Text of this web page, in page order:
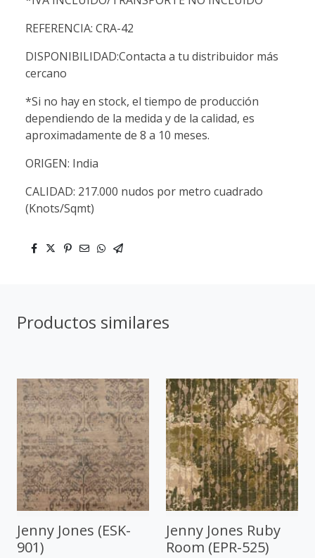
REFERENCIA: CRA-42
DISPONIBILIDAD:Contacta a tu distribuidor más
cercano
*Si no hay en stock, el tiempo de producción
dependiendo de la medida y de la calidad, es
aproximadamente de 8 a 10 meses.
ORIGEN: India
CALIDAD: 217.000 nudos por metro cuadrado
(Knots/Sqmt)
Productos similares
Jenny Jones (ESK-
901)
Jenny Jones Ruby
Room (EPR-525)